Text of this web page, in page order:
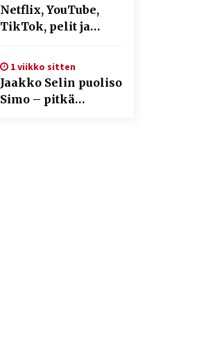
tiedetään?
Netflix, YouTube,
TikTok, pelit ja
samaa ilmiötä
1 viikko sitten
Jaakko Selin puoliso
Simo – pitkä